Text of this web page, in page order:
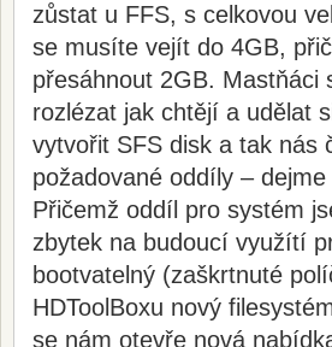
zůstat u FFS, s celkovou
se musíte vejít do 4GB,
přesáhnout 2GB. Mastňáci
rozlézat jak chtějí a udělat
vytvořit SFS disk a tak nás
požadované oddíly –
Přičemž oddíl pro systém
zbytek na budoucí využítí
bootvatelný (zaškrtnuté
HDToolBoxu nový
se nám otevře nová